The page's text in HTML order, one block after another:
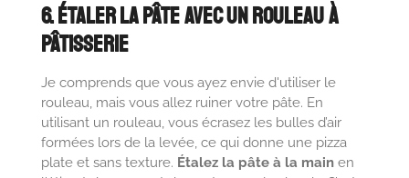
6. Étaler la Pâte avec un Rouleau à
Pâtisserie
Je comprends que vous ayez envie d'utiliser le
rouleau, mais vous allez ruiner votre pâte. En
utilisant un rouleau, vous écrasez les bulles d’air
formées lors de la levée, ce qui donne une pizza
plate et sans texture. Étalez la pâte à la mainen